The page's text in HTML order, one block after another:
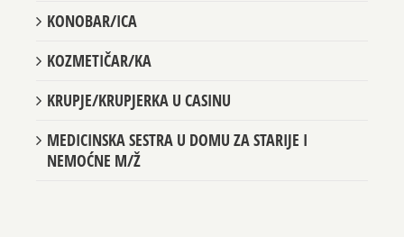
KONOBAR/ICA
KOZMETIČAR/KA
KRUPJE/KRUPJERKA U CASINU
MEDICINSKA SESTRA U DOMU ZA STARIJE I
NEMOĆNE M/Ž